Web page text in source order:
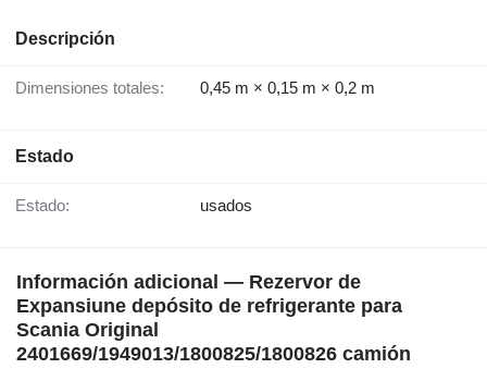
Descripción
Dimensiones totales: 0,45 m × 0,15 m × 0,2 m
Estado
Estado: usados
Información adicional — Rezervor de
Expansiune depósito de refrigerante para
Scania Original
2401669/1949013/1800825/1800826 camión